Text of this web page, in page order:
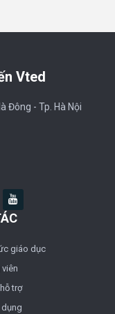
Vted
Đông - Tp. Hà Nội
giáo dục
trợ
dụng